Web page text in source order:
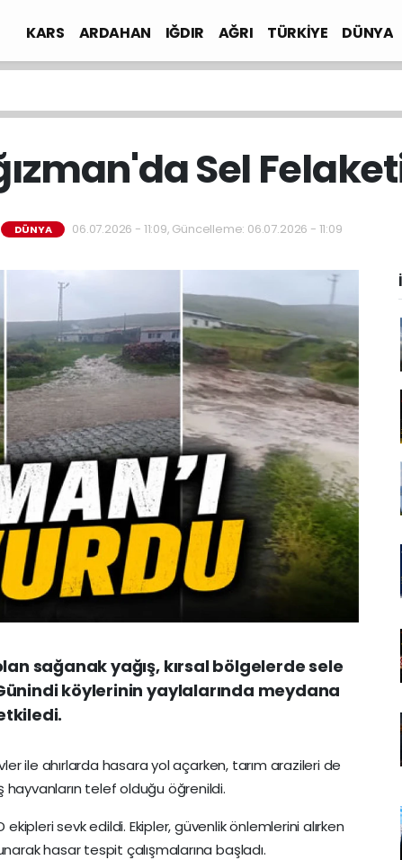
KARS ARDAHAN IĞDIR AĞRI TÜRKİYE DÜNYA
Sel
DÜNYA 06.07.2026 - 11:09, Güncelleme: 06.07.2026 - 11:09
sağanak yağış, kırsal bölgelerde sele
köylerinin yaylalarında meydana
ile ahırlarda hasara yol açarken, tarım arazileri de
hayvanların telef olduğu öğrenildi.
sevk edildi. Ekipler, güvenlik önlemlerini alırken
hasar tespit çalışmalarına başladı.